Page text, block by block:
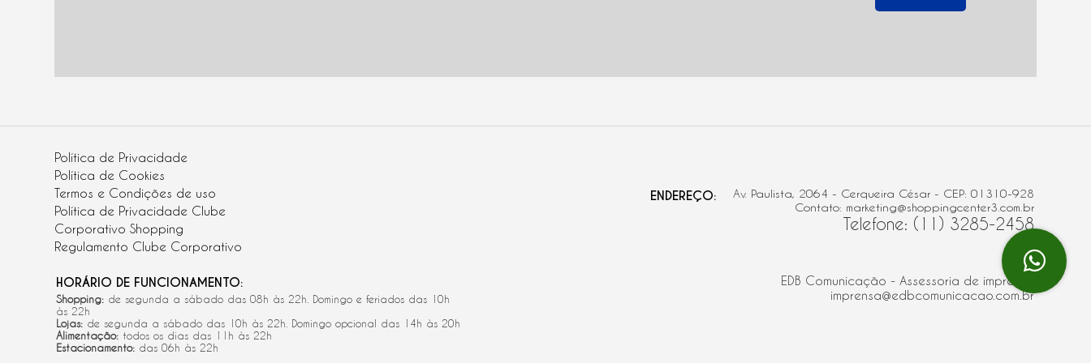
Política de Privacidade
Política de Cookies
Termos e Condições de uso
Política de Privacidade Clube
Corporativo Shopping
Regulamento Clube Corporativo
ENDEREÇO:
Av. Paulista, 2064 - Cerqueira César - CEP: 01310-928
Contato: marketing@shoppingcenter3.com.br
Telefone: (11) 3285-2458
HORÁRIO DE FUNCIONAMENTO:
Shopping: de segunda a sábado das 08h às 22h. Domingo e feriados das 10h
às 22h
Lojas: de segunda a sábado das 10h às 22h. Domingo opcional das 14h às 20h
Alimentação: todos os dias das 11h às 22h
Estacionamento: das 06h às 22h
EDB Comunicação - Assessoria de imprensa
imprensa@edbcomunicacao.com.br